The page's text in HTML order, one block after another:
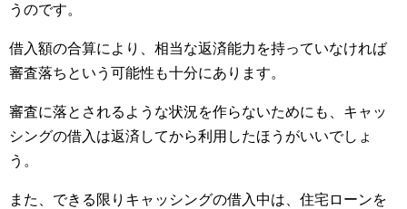
うのです。
借入額の合算により、相当な返済能力を持っていなければ
審査落ちという可能性も十分にあります。
審査に落とされるような状況を作らないためにも、キャッ
シングの借入は返済してから利用したほうがいいでしょ
う。
また、できる限りキャッシングの借入中は、住宅ローンを